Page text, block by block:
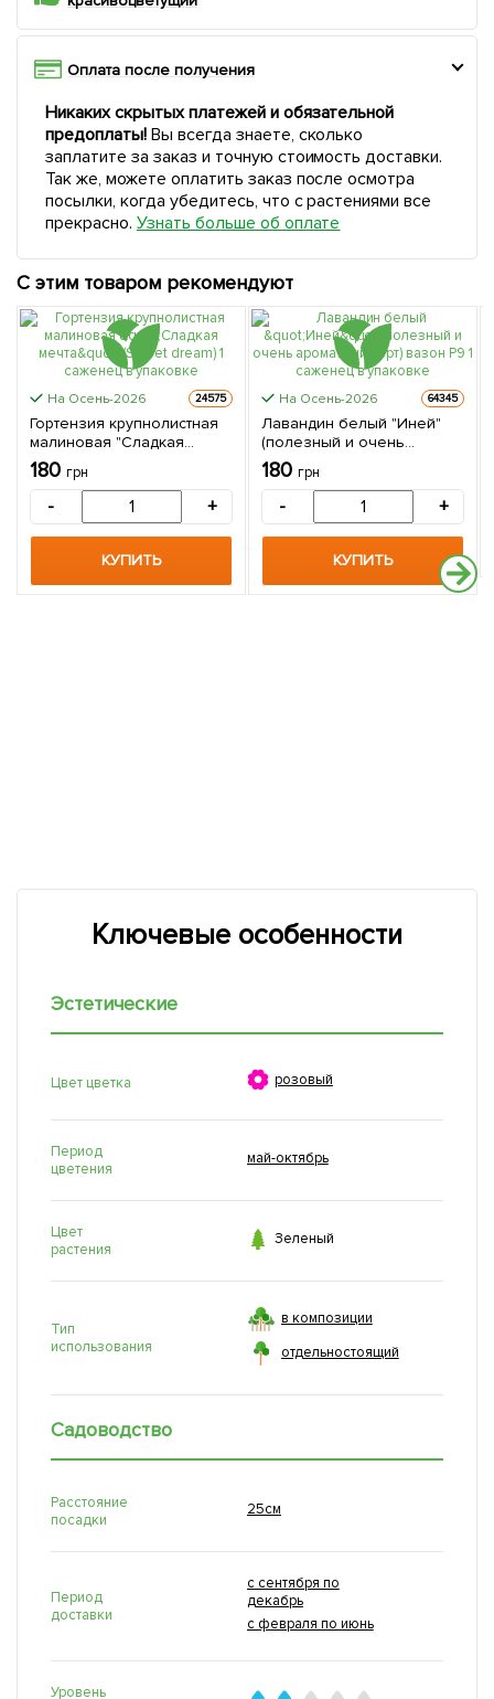
Оплата после получения
Никаких скрытых платежей и обязательной
предоплаты!Вы всегда знаете, сколько
заплатите за заказ и точную стоимость доставки.
Так же, можете оплатить заказ после осмотра
посылки, когда убедитесь, что с растениями все
прекрасно. Узнать больше об оплате
С этим товаром рекомендуют
На Осень-2026 24575
Гортензия крупнолистная
малиновая "Сладкая
мечта" (Sweet dream) 1
саженец в упаковке
180 грн
- +
КУПИТЬ
На Осень-2026 64345
Лавандин белый "Иней"
(полезный и очень
ароматный сорт) вазон Р9
1 саженец в упаковке
180 грн
- +
КУПИТЬ
Ключевые особенности
Эстетические
Цвет цветка  розовый
Период
цветения
май-октябрь
Цвет
растения
 Зеленый
Тип
использования
в композиции
отдельностоящий
Садоводство
Расстояние
посадки
25см
Период
доставки
с сентября по
декабрь
с февраля по июнь
Уровень